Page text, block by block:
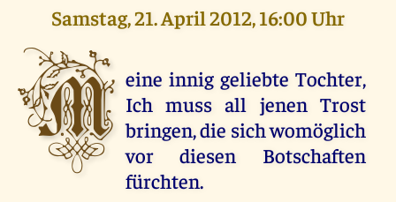
Samstag, 21. April 2012, 16:00 Uhr
M eine innig geliebte Tochter,
Ich muss all jenen Trost
bringen, die sich womöglich
vor diesen Botschaften
fürchten.